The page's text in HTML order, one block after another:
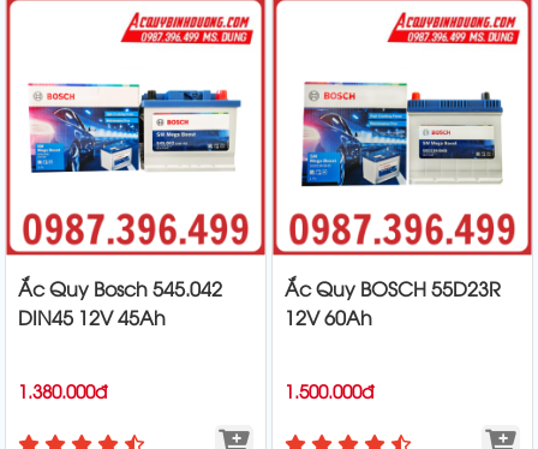
Ắc Quy Bosch 545.042
DIN45 12V 45Ah
1.380.000đ
Ắc Quy BOSCH 55D23R
12V 60Ah
1.500.000đ